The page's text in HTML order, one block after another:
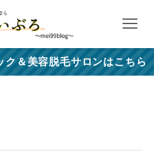
ク＆美容脱毛サロンはこちら